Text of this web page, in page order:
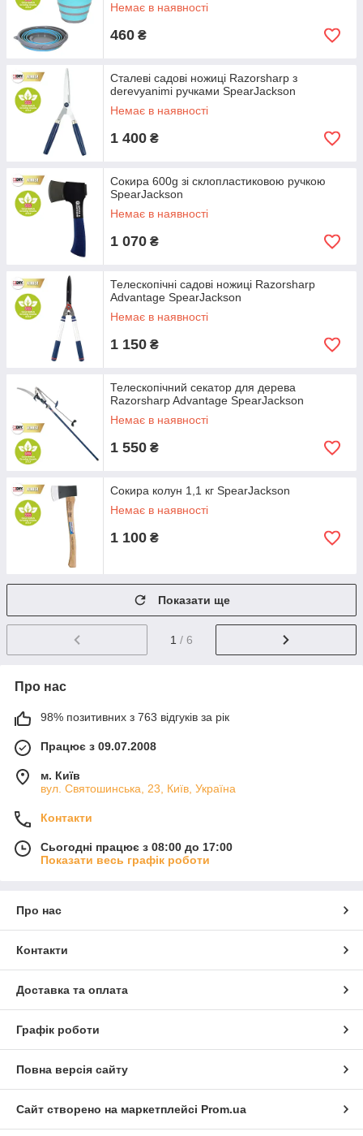
Немає в наявності
460 ₴
Сталеві садові ножиці Razorsharp з
derevyanimi ручками SpearJackson
Немає в наявності
1 400 ₴
Сокира 600g зі склопластиковою ручкою
SpearJackson
Немає в наявності
1 070 ₴
Телескопічні садові ножиці Razorsharp
Advantage SpearJackson
Немає в наявності
1 150 ₴
Телескопічний секатор для дерева
Razorsharp Advantage SpearJackson
Немає в наявності
1 550 ₴
Сокира колун 1,1 кг SpearJackson
Немає в наявності
1 100 ₴
Показати ще
1 / 6
Про нас
98% позитивних з 763 відгуків за рік
Працює з 09.07.2008
м. Київ
вул. Святошинська, 23, Київ, Україна
Контакти
Сьогодні працює з 08:00 до 17:00
Показати весь графік роботи
Про нас
Контакти
Доставка та оплата
Графік роботи
Повна версія сайту
Сайт створено на маркетплейсі Prom.ua